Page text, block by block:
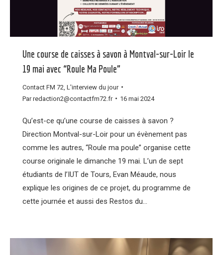
Une course de caisses à savon à Montval-sur-Loir le
19 mai avec “Roule Ma Poule”
Contact FM 72 L'interview du jour
Parredaction2@contactfm72.fr 16 mai 2024
Qu’est-ce qu’une course de caisses à savon ?
Direction Montval-sur-Loir pour un évènement pas
comme les autres, “Roule ma poule” organise cette
course originale le dimanche 19 mai. L’un de sept
étudiants de l’IUT de Tours, Evan Méaude, nous
explique les origines de ce projet, du programme de
cette journée et aussi des Restos du…